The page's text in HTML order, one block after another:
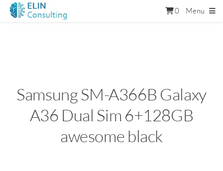
0 Menu
Samsung SM-A366B Galaxy
A36 Dual Sim 6+128GB
awesome black